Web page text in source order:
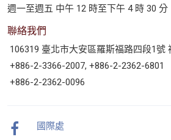
週一至週五 中午 12 時至下午 4 時 30 分
聯絡我們
106319 臺北市大安區羅斯福路四段1號
+886-2-3366-2007, +886-2-2362-6801
+886-2-2362-0096
國際處